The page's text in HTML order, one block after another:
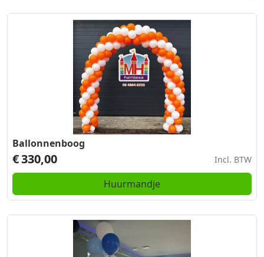
Ballonnenboog
€330,00 Incl. BTW
Huurmandje